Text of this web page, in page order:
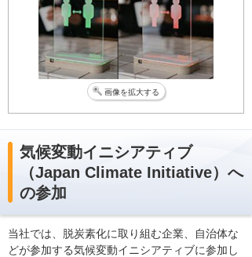
画像を拡大する
気候変動イニシアティブ
（Japan Climate Initiative）へ
の参加
当社では、脱炭素化に取り組む企業、自治体な
どが参加する気候変動イニシアティブに参加し